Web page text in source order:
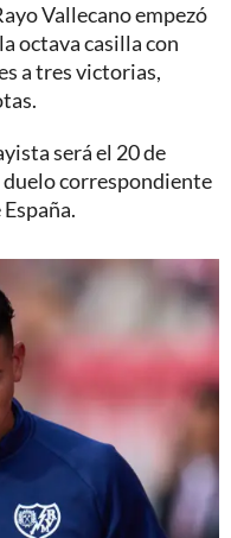
Vallecano empezó
octava casilla con
a tres victorias,
será el 20 de
correspondiente